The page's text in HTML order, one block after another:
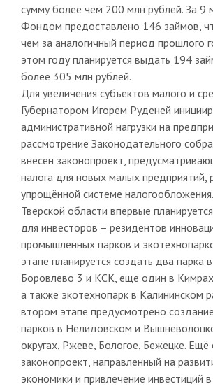
сумму более чем 200 млн рублей. За 9
Фондом предоставлено 146 займов,
чем за аналогичный период прошлого
этом году планируется выдать 194
более 305 млн рублей.
Для увеличения субъектов малого и
Губернатором Игорем Руденей
административной нагрузки на
рассмотрение Законодательного
внесен законопроект,
налога для новых малых
упрощённой системе
Тверской области впервые
для инвесторов – резидентов
промышленных парков и
этапе планируется создать два парка
Боровлево 3 и КСК, еще один в Кимрах
а также экотехнопарк в Калининском
втором этапе предусмотрено
парков в Нелидовском и
округах, Ржеве, Бологое, Бежецке. Ещё
законопроект, направленный на
экономики и привлечение инвестиций